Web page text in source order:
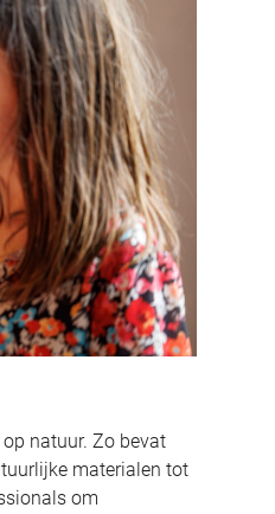
natuur. Zo bevat
materialen tot
om